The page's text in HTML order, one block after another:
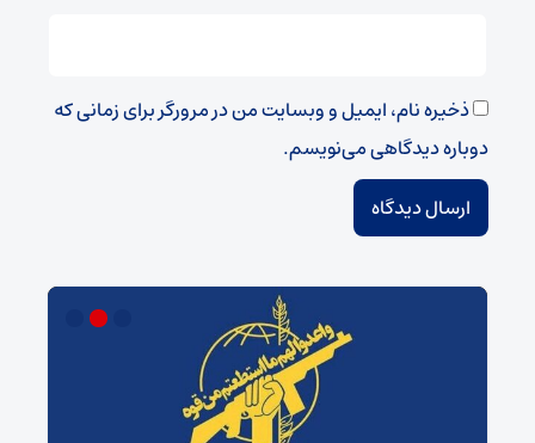
ذخیره نام، ایمیل و وبسایت من در مرورگر برای زمانی که
دوباره دیدگاهی می‌نویسم.